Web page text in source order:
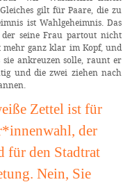
gilt für Paare, die zu
ist Wahlgeheimnis. Das
seine Frau partout nicht
ganz klar im Kopf, und
ankreuzen solle, raunt er
und die zwei ziehen nach
Zettel ist für
der
für den Stadtrat
Nein, Sie